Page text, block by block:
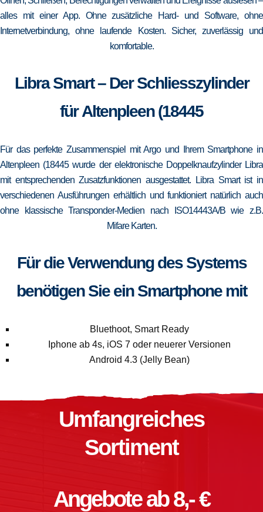
alles mit einer App. Ohne zusätzliche Hard- und Software, ohne
Internetverbindung, ohne laufende Kosten. Sicher, zuverlässig und
komfortable.
Libra Smart – Der Schliesszylinder
für Altenpleen (18445
Für das perfekte Zusammenspiel mit Argo und Ihrem Smartphone in
Altenpleen (18445 wurde der elektronische Doppelknaufzylinder Libra
mit entsprechenden Zusatzfunktionen ausgestattet. Libra Smart ist in
verschiedenen Ausführungen erhältlich und funktioniert natürlich auch
ohne klassische Transponder-Medien nach ISO14443A/B wie z.B.
Mifare Karten.
Für die Verwendung des Systems
benötigen Sie ein Smartphone mit
Bluethoot, Smart Ready
Iphone ab 4s, iOS 7 oder neuerer Versionen
Android 4.3 (Jelly Bean)
Umfangreiches
Sortiment
Angebote ab 8,- €